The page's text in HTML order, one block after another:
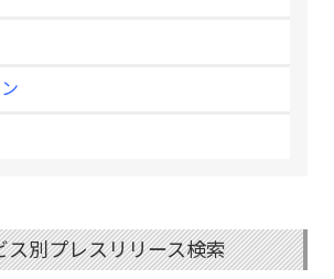
ス別プレスリリース検索